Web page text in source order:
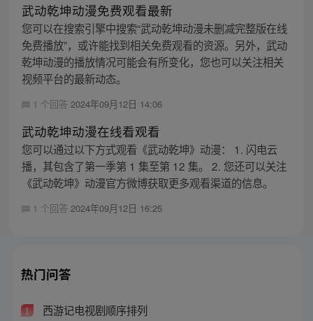
武动乾坤动漫免费观看最新
您可以在搜索引擎中搜索“武动乾坤动漫未删减完整版在线
免费播放”，或许能找到相关免费观看的资源。另外，武动
乾坤动漫的播放情况可能会有所变化，您也可以关注相关
视频平台的最新动态。
1 个回答 2024年09月12日 14:06
武动乾坤动漫在线看观看
您可以通过以下方式观看《武动乾坤》动漫： 1. 闪电云
播，其包含了第一季第 1 集至第 12 集。 2. 您还可以关注
《武动乾坤》动漫官方微博获取更多观看渠道的信息。
1 个回答 2024年09月12日 16:25
热门问答
1 西游记电视剧顺序排列